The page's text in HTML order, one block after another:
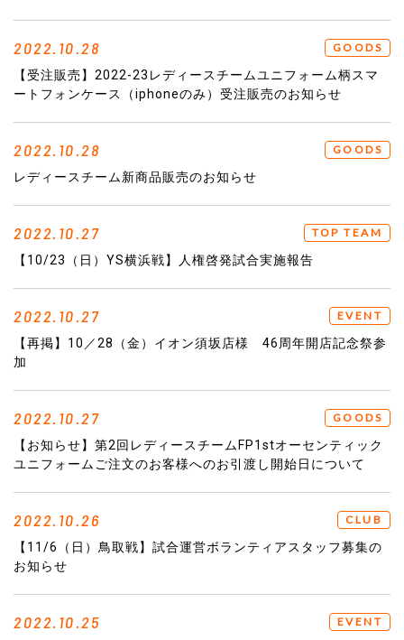
2022.10.28 GOODS
【受注販売】2022-23レディースチームユニフォーム柄スマ
ートフォンケース（iphoneのみ）受注販売のお知らせ
2022.10.28 GOODS
レディースチーム新商品販売のお知らせ
2022.10.27 TOP TEAM
【10/23（日）YS横浜戦】人権啓発試合実施報告
2022.10.27 EVENT
【再掲】10／28（金）イオン須坂店様 46周年開店記念祭参
加
2022.10.27 GOODS
【お知らせ】第2回レディースチームFP1stオーセンティック
ユニフォームご注文のお客様へのお引渡し開始日について
2022.10.26 CLUB
【11/6（日）鳥取戦】試合運営ボランティアスタッフ募集の
お知らせ
2022.10.25 EVENT